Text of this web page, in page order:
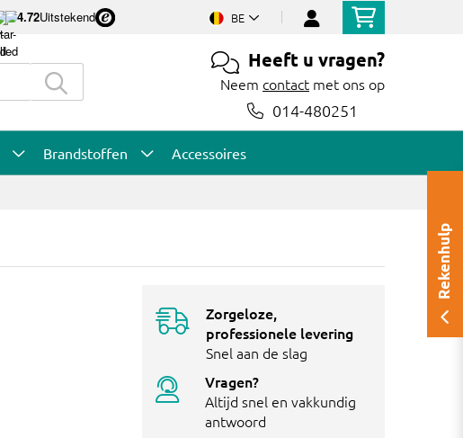
4.72Uitstekend BE
Heeft u vragen?
Neem contact met ons op
014-480251
Brandstoffen Accessoires
Zorgeloze,
professionele levering
Snel aan de slag
Vragen?
Altijd snel en vakkundig
antwoord
Rekenhulp